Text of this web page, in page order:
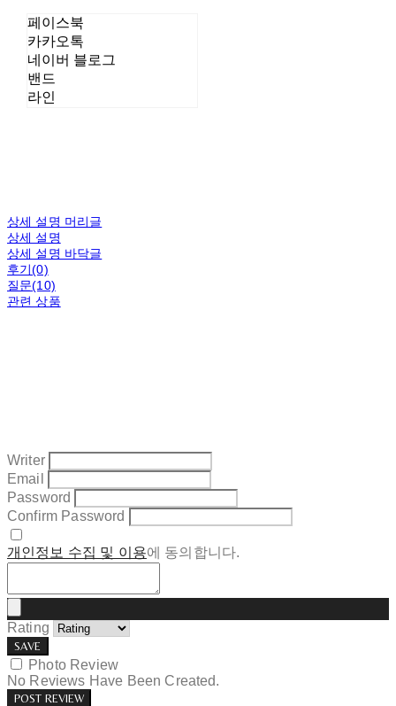
페이스북
카카오톡
네이버 블로그
밴드
라인
상세 설명 머리글
상세 설명
상세 설명 바닥글
후기(0)
질문(10)
관련 상품
Writer
Email
Password
Confirm Password
개인정보 수집 및 이용에 동의합니다.
Rating
SAVE
Photo Review
No Reviews Have Been Created.
POST REVIEW